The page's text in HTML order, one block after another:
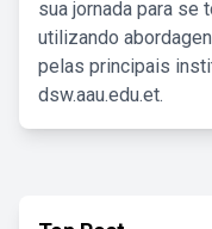
sua jornada para se
utilizando
pelas principais
dsw.aau.edu.et.